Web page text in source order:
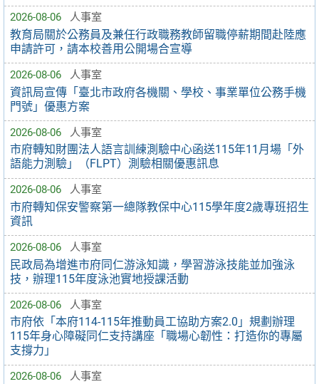
2026-08-06 人事室
教育局關於公務員及兼任行政職務教師留職停薪期間赴陸應
申請許可，請本校善用公開場合宣導
2026-08-06 人事室
資訊局宣傳「臺北市政府各機關、學校、事業單位公務手機
門號」優惠方案
2026-08-06 人事室
市府轉知財團法人語言訓練測驗中心函送115年11月場「外
語能力測驗」（FLPT）測驗相關優惠訊息
2026-08-06 人事室
市府轉知保安警察第一總隊教保中心115學年度2歲專班招生
資訊
2026-08-06 人事室
民政局為增進市府同仁游泳知識，學習游泳技能並加強泳
技，辦理115年度泳池實地授課活動
2026-08-06 人事室
市府依「本府114-115年推動員工協助方案2.0」規劃辦理
115年身心障礙同仁支持講座「職場心韌性：打造你的專屬
支撐力」
2026-08-06 人事室